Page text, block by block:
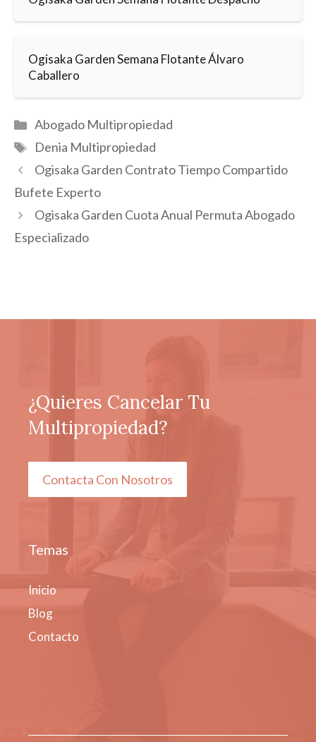
Ogisaka Garden Semana Flotante Álvaro
Caballero
Categorías
Abogado Multipropiedad
Etiquetas
Denia Multipropiedad
Ogisaka Garden Contrato Tiempo Compartido
Bufete Experto
Ogisaka Garden Cuota Anual Permuta Abogado
Especializado
¿Quieres Cancelar Tu
Multipropiedad?
Contacta Con Nosotros
Temas
Inicio
Blog
Contacto